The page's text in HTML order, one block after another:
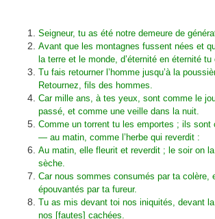
Seigneur, tu as été notre demeure de
Avant que les montagnes fussent nées et
la terre et le monde, d’éternité en éternité tu
Tu fais retourner l’homme jusqu’à la
Retournez, fils des hommes.
Car mille ans, à tes yeux, sont comme le
passé, et comme une veille dans la nuit.
Comme un torrent tu les emportes ; ils sont
— au matin, comme l’herbe qui reverdit :
Au matin, elle fleurit et reverdit ; le soir on
sèche.
Car nous sommes consumés par ta colère,
épouvantés par ta fureur.
Tu as mis devant toi nos iniquités, devant
nos [fautes] cachées.